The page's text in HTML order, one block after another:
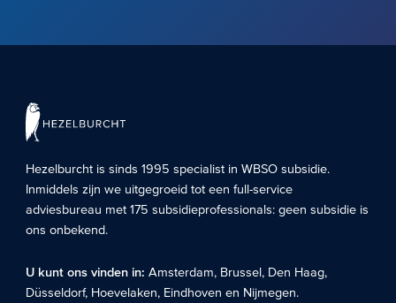
Hezelburcht is sinds 1995 specialist inWBSO subsidie.
Inmiddels zijn we uitgegroeid tot een full-service
adviesbureau met 175 subsidieprofessionals: geen subsidie is
ons onbekend.
U kunt ons vinden in:Amsterdam, Brussel , Den Haag,
Düsseldorf, Hoevelaken, Eindhoven en Nijmegen.